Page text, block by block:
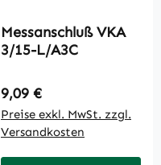
Messanschluß VKA
3/15-L/A3C
Regulärer Preis:
9,09 €
Preise exkl. MwSt. zzgl.
Versandkosten